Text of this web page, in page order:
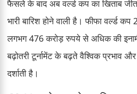
फैसले के बाद अब वर्ल्ड कप का खिताब
भारी बारिश होने वाली है। फीफा वर्ल्ड
लगभग 476 करोड़ रुपये से अधिक की
बढ़ोतरी टूर्नामेंट के बढ़ते वैश्विक प्रभाव
दर्शाती है।